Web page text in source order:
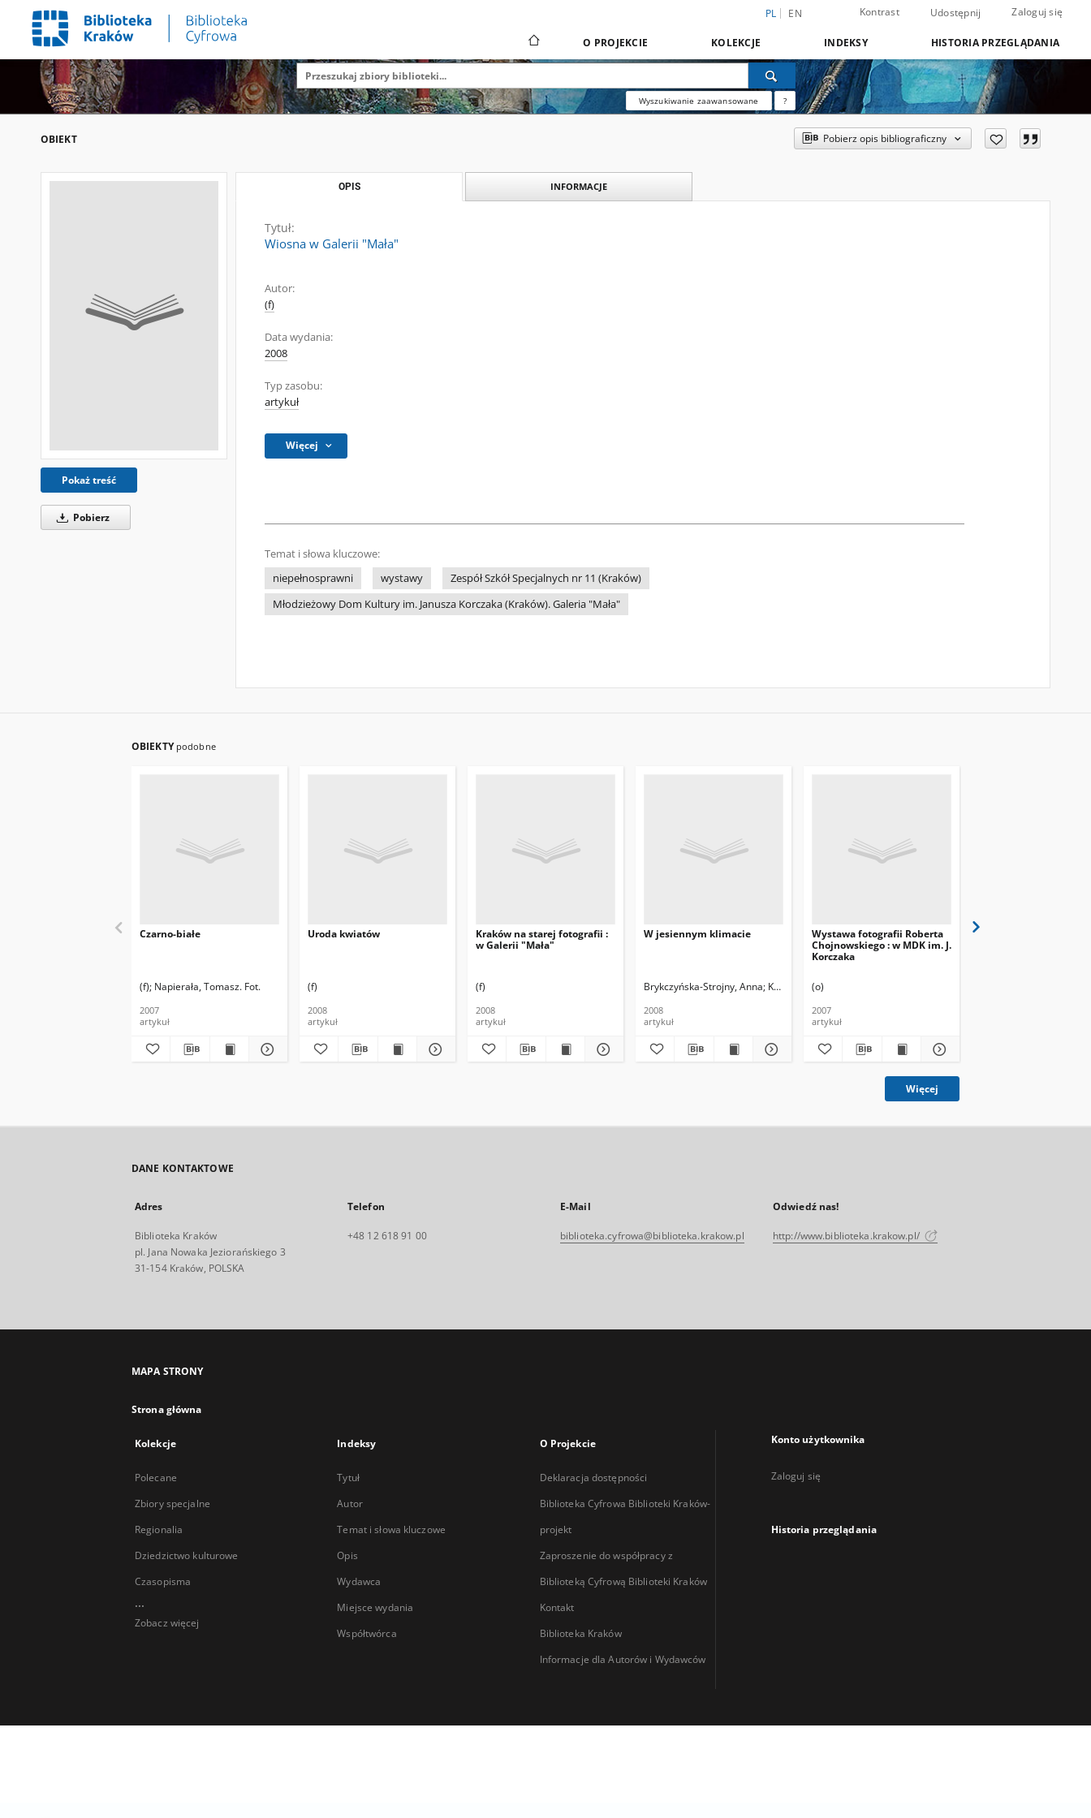
PL EN Kontrast Udostępnij Zaloguj się
O PROJEKCIE KOLEKCJE INDEKSY HISTORIA PRZEGLĄDANIA
Wyszukiwanie zaawansowane ?
OBIEKT Pobierz opis bibliograficzny
Pokaż treść
Pobierz
OPIS INFORMACJE
Tytuł:
Wiosna w Galerii "Mała"
Autor:
(f)
Data wydania:
2008
Typ zasobu:
artykuł
Więcej
Temat i słowa kluczowe:
niepełnosprawni
wystawy
Zespół Szkół Specjalnych nr 11 (Kraków)
Młodzieżowy Dom Kultury im. Janusza Korczaka (Kraków). Galeria "Mała"
OBIEKTY podobne
Czarno-białe
(f) Napierała, Tomasz. Fot.
2007
artykuł
Uroda kwiatów
(f)
2008
artykuł
Kraków na starej fotografii :
w Galerii "Mała"
(f)
2008
artykuł
W jesiennym klimacie
Brykczyńska-Strojny, Anna Kowal, Anna. Rys.
2008
artykuł
Wystawa fotografii Roberta
Chojnowskiego : w MDK im. J.
Korczaka
(o)
2007
artykuł
Więcej
DANE KONTAKTOWE
Adres
Biblioteka Kraków
pl. Jana Nowaka Jeziorańskiego 3
31-154 Kraków, POLSKA
Telefon
+48 12 618 91 00
E-Mail
biblioteka.cyfrowa@biblioteka.krakow.pl
Odwiedź nas!
http://www.biblioteka.krakow.pl/
MAPA STRONY
Strona główna
Kolekcje
Polecane
Zbiory specjalne
Regionalia
Dziedzictwo kulturowe
Czasopisma
...
Zobacz więcej
Indeksy
Tytuł
Autor
Temat i słowa kluczowe
Opis
Wydawca
Miejsce wydania
Współtwórca
O Projekcie
Deklaracja dostępności
Biblioteka Cyfrowa Biblioteki Kraków-
projekt
Zaproszenie do współpracy z
Biblioteką Cyfrową Biblioteki Kraków
Kontakt
Biblioteka Kraków
Informacje dla Autorów i Wydawców
Konto użytkownika
Zaloguj się
Historia przeglądania